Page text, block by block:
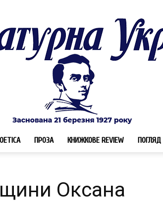
ПРОЗА КНИЖКОВЕ REVIEW ПОГЛЯД
Оксана